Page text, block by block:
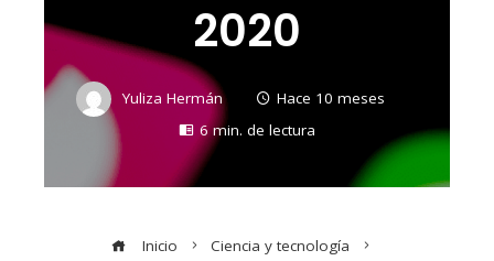
2020
Yuliza Hermán
Hace 10 meses
6 min. de lectura
Inicio
Ciencia y tecnología